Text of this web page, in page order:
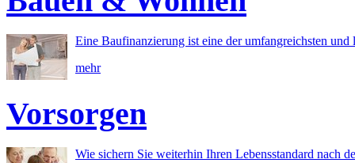
Eine Baufinanzierung ist eine der umfangreichsten
mehr
Vorsorgen
Wie sichern Sie weiterhin Ihren Lebensstandard nach